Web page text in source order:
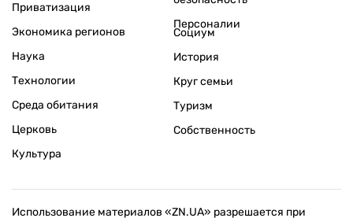
Приватизация
Экономика регионов
Персоналии
Наука
Технологии
Среда обитания
Церковь
Культура
Социум
История
Круг семьи
Туризм
Собственность
Использование материалов «ZN.UA» разрешается при